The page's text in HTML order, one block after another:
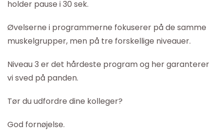
holder pause i 30 sek.
Øvelserne i programmerne fokuserer på de samme
muskelgrupper, men på tre forskellige niveauer.
Niveau 3 er det hårdeste program og her garanterer
vi sved på panden.
Tør du udfordre dine kolleger?
God fornøjelse.